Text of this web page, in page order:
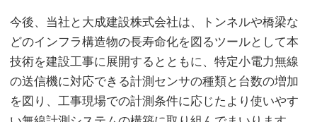
今後、当社と大成建設株式会社は、トンネルや橋梁な
どのインフラ構造物の長寿命化を図るツールとして本
技術を建設工事に展開するとともに、特定小電力無線
の送信機に対応できる計測センサの種類と台数の増加
を図り、工事現場での計測条件に応じたより使いやす